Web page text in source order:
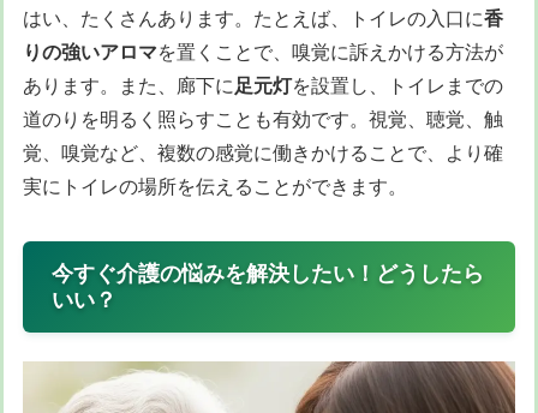
はい、たくさんあります。たとえば、トイレの入口に香
りの強いアロマを置くことで、嗅覚に訴えかける方法が
あります。また、廊下に足元灯を設置し、トイレまでの
道のりを明るく照らすことも有効です。視覚、聴覚、触
覚、嗅覚など、複数の感覚に働きかけることで、より確
実にトイレの場所を伝えることができます。
今すぐ介護の悩みを解決したい！どうしたら
いい？